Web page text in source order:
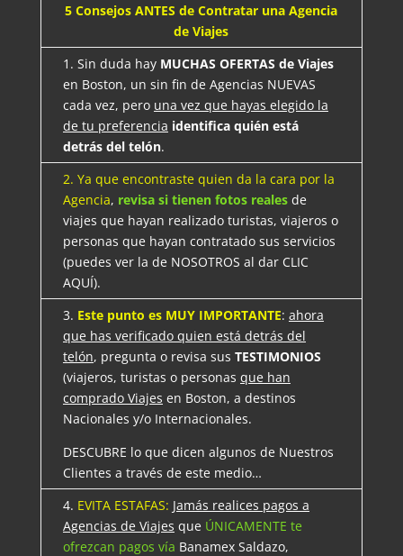
5 Consejos ANTES de Contratar una Agencia
de Viajes
1. Sin duda hay MUCHAS OFERTAS de Viajes
en Boston, un sin fin de Agencias NUEVAS
cada vez, pero una vez que hayas elegido la
de tu preferencia identifica quién está
detrás del telón.
2. Ya que encontraste quien da la cara por la
Agencia, revisa si tienen fotos realesde
viajes que hayan realizado turistas, viajeros o
personas que hayan contratado sus servicios
(puedes ver la de NOSOTROS al dar CLIC
AQUÍ).
3. Este punto es MUY IMPORTANTE: ahora
que has verificado quien está detrás del
telón, pregunta o revisa sus TESTIMONIOS
(viajeros, turistas o personas que han
comprado Viajes en Boston, a destinos
Nacionales y/o Internacionales.
DESCUBRE lo que dicen algunos de Nuestros
Clientes a través de este medio…
4. EVITA ESTAFAS: Jamás realices pagos a
Agencias de Viajes que ÚNICAMENTE te
ofrezcan pagos vía Banamex Saldazo,